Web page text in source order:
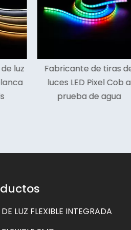
de
a
Altos lúmenes 5
Decoración Cob Led
Strip
LUZ FLEXIBLE INTEGRADA